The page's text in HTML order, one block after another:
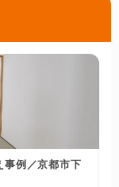
事例／京都市下